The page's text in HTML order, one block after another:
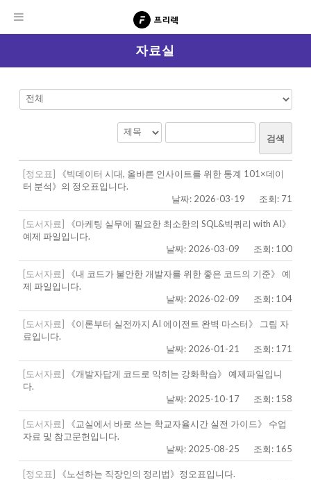
자료실
검색
[정오표]
《빅데이터 시대, 올바른 인사이트를 위한 통계 101×데이
터 분석》의 정오표입니다.
날짜: 2026-03-19
조회: 71
[도서자료]
《마케팅 실무에 필요한 최소한의 SQL&빅쿼리 with AI》
예제 파일입니다.
날짜: 2026-03-09
조회: 100
[도서자료]
《내 코드가 불안한 개발자를 위한 좋은 코드의 기준》 예
제 파일입니다.
날짜: 2026-02-09
조회: 104
[도서자료]
《이론부터 실전까지 AI 에이전트 완벽 마스터》 그림 자
료입니다.
날짜: 2026-01-21
조회: 171
[도서자료]
《개발자답게 코드로 익히는 강화학습》 예제파일입니
다.
날짜: 2025-10-17
조회: 158
[도서자료]
《교실에서 바로 쓰는 학교자율시간 실전 가이드》 수업
자료 및 참고문헌입니다.
날짜: 2025-08-25
조회: 165
[정오표]
《노션하는 직장인의 정리법》정오표입니다.